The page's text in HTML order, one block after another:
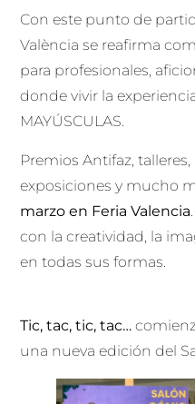
Con este punto de
València se reafirma
para profesionales,
donde vivir la
MAYÚSCULAS.
Premios Antifaz,
exposiciones y mucho
marzo en Feria Valencia
con la creatividad, la
en todas sus formas.
Tic, tac, tic, tac…
una nueva edición del